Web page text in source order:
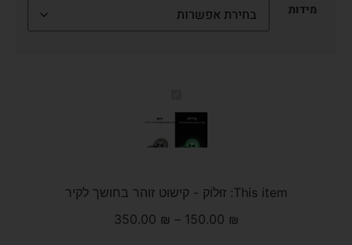
מידות
קישוט
בחושך
This item: זוּלוֹק - קישוט זוהר בחושך לקיר
150.00 ₪
–
350.00 ₪